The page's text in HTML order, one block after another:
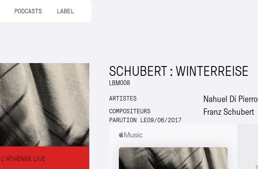
PODCASTS LABEL
SCHUBERT : WINTERREISE
LBM008
ARTISTES Nahuel Di Pierro
COMPOSITEURS Franz Schubert
PARUTION LE09/06/2017